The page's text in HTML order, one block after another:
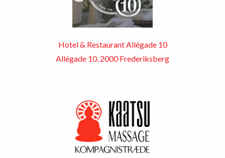
Hotel & Restaurant Allégade 10
Allégade 10, 2000 Frederiksberg